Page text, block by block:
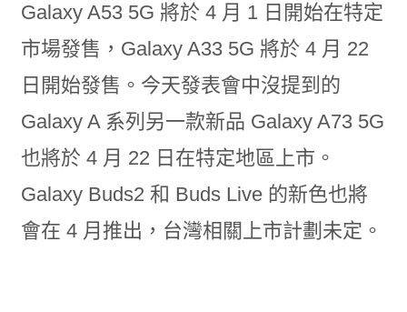
Galaxy A53 5G 將於 4 月 1 日開始在特定
市場發售，Galaxy A33 5G 將於 4 月 22
日開始發售。今天發表會中沒提到的
Galaxy A 系列另一款新品 Galaxy A73 5G
也將於 4 月 22 日在特定地區上市。
Galaxy Buds2 和 Buds Live 的新色也將
會在 4 月推出，台灣相關上市計劃未定。